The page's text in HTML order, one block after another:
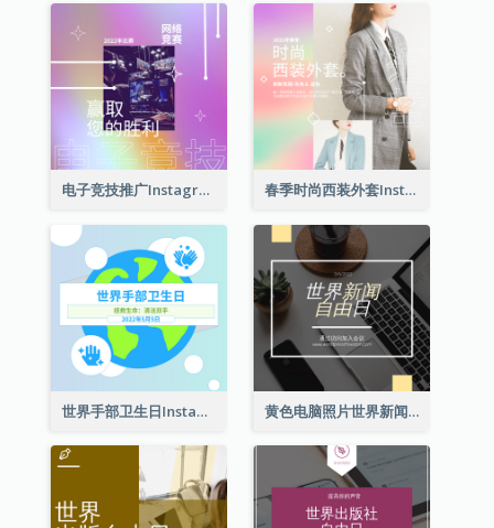
电子竞技推广Instagram帖子 春季时尚西装外套Instagram帖子
世界手部卫生日Instagram帖子 黄色电脑照片世界新闻自由日Instagram帖子